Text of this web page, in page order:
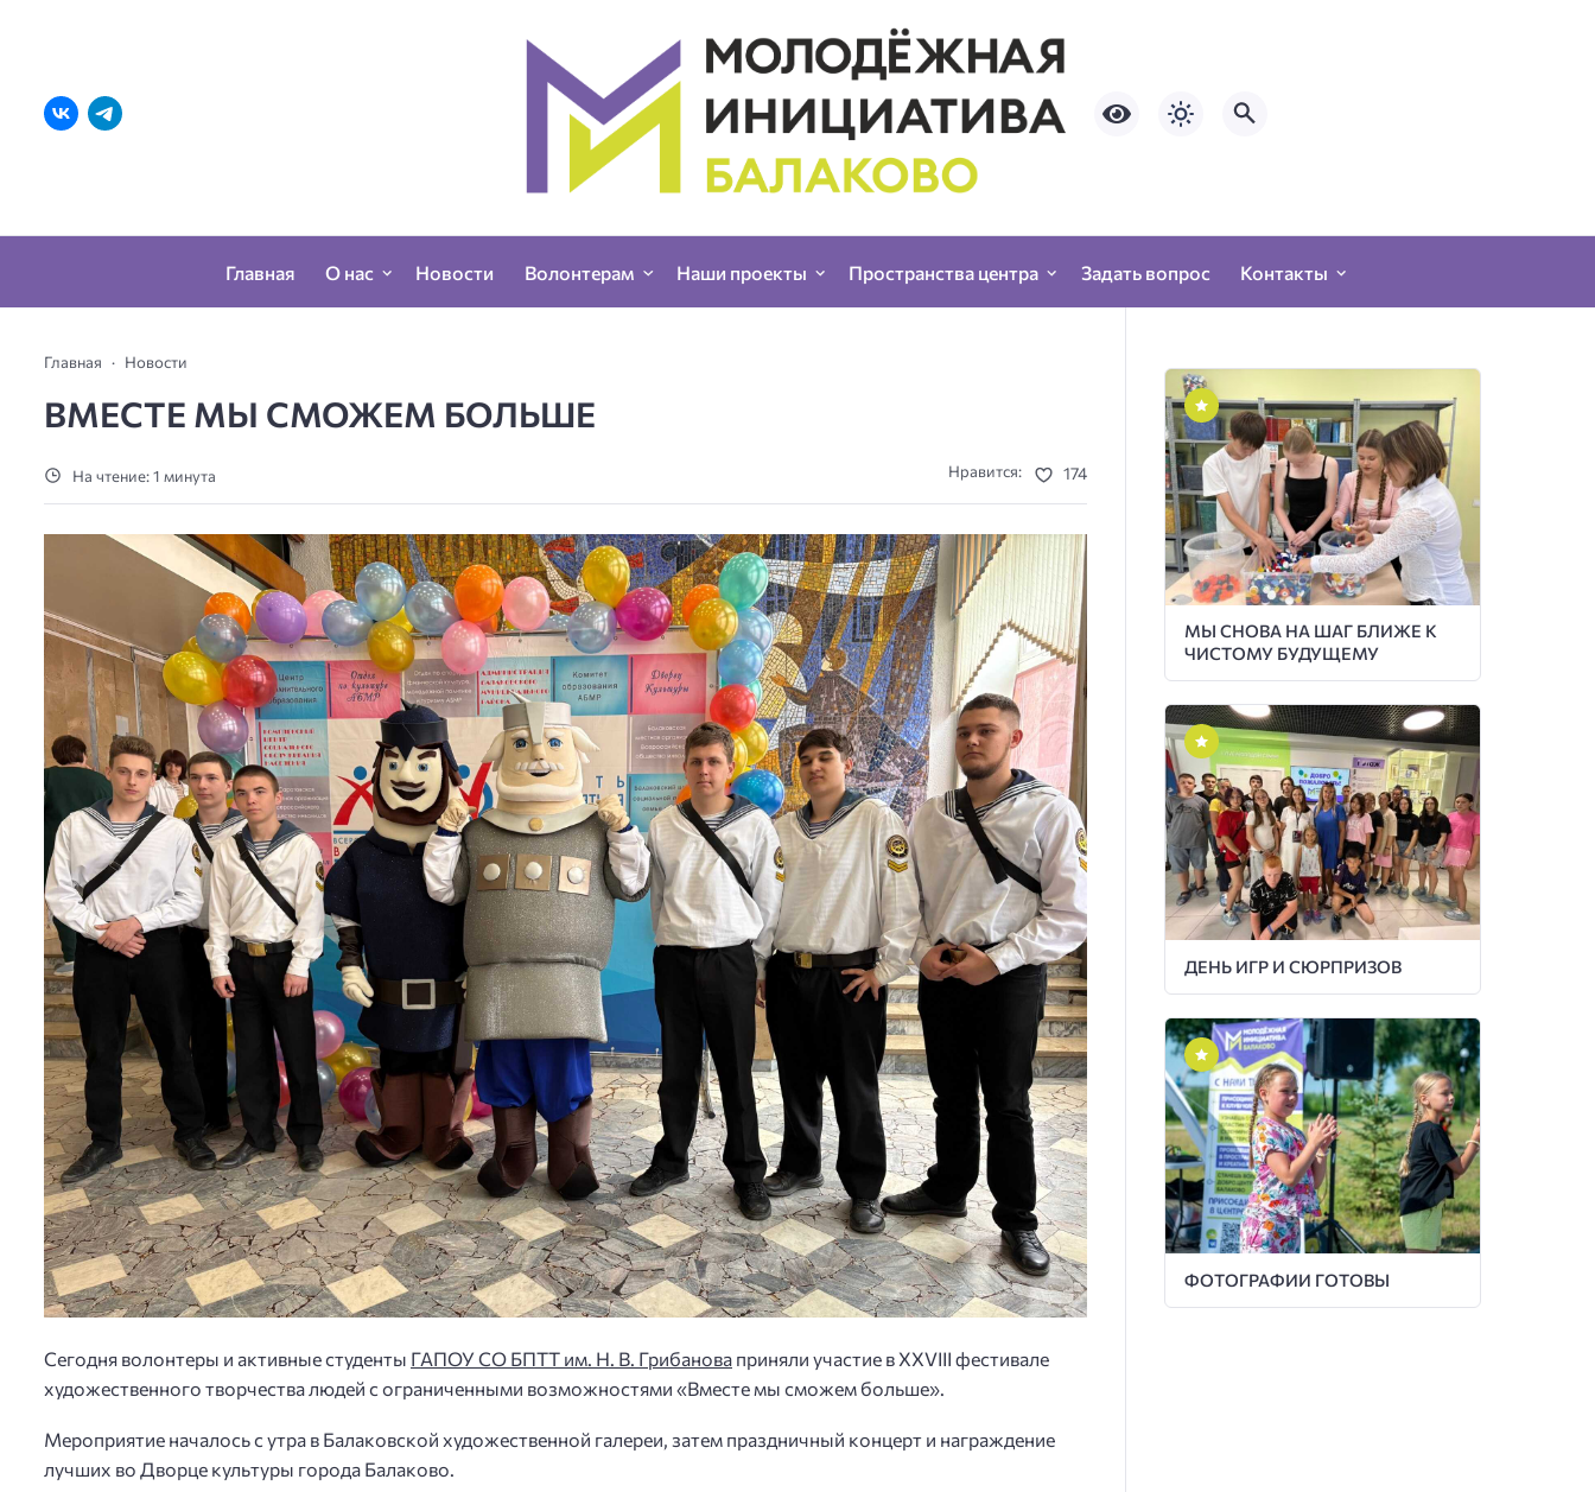
Главная О нас Новости Волонтерам Наши проекты Пространства центра Задать вопрос Контакты
Главная Новости
ВМЕСТЕ МЫ СМОЖЕМ БОЛЬШЕ
На чтение: 1 минута Нравится: 174
Сегодня волонтеры и активные студенты ГАПОУ СО БПТТ им. Н. В. Грибанова приняли участие в XXVIII фестивале
художественного творчества людей с ограниченными возможностями «Вместе мы сможем больше».
Мероприятие началось с утра в Балаковской художественной галереи, затем праздничный концерт и награждение
лучших во Дворце культуры города Балаково.
МЫ СНОВА НА ШАГ БЛИЖЕ К
ЧИСТОМУ БУДУЩЕМУ
ДЕНЬ ИГР И СЮРПРИЗОВ
ФОТОГРАФИИ ГОТОВЫ